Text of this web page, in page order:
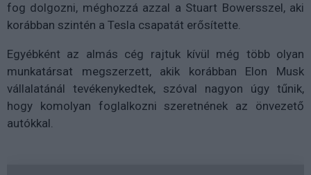
fog dolgozni, méghozzá azzal a Stuart Bowersszel, aki
korábban szintén a Tesla csapatát erősítette.
Egyébként az almás cég rajtuk kívül még több olyan
munkatársat megszerzett, akik korábban Elon Musk
vállalatánál tevékenykedtek, szóval nagyon úgy tűnik,
hogy komolyan foglalkozni szeretnének az önvezető
autókkal.